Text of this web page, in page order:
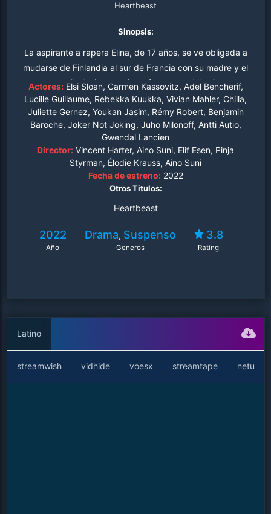
Heartbeast
Sinopsis:
La aspirante a rapera Elina, de 17 años, se ve obligada a
mudarse de Finlandia al sur de Francia con su madre y el
nuevo novio de ésta, un francés con una hija. Cuando
Elina conoce a su nueva hermanastra, la carismática
bailarina Sofía (una joven que vive una doble vida llena
de drogas y alcohol), se enamora de inmediato. Un
enamoramiento que pronto se convierte en obsesión
cuando Elina adopta métodos cada vez más brutales
para tenerla para sí misma, al tiempo que Sofia la
arrastra cada vez más a su mundo lleno de engaños y
mentiras.
Actores: Elsi Sloan, Carmen Kassovitz, Adel Bencherif,
Lucille Guillaume, Rebekka Kuukka, Vivian Mahler, Chilla,
Juliette Gernez, Youkan Jasim, Rémy Robert, Benjamin
Baroche, Joker Not Joking, Juho Milonoff, Antti Autio,
Gwendal Lancien
Director: Vincent Harter, Aino Suni, Elif Esen, Pinja
Styrman, Élodie Krauss, Aino Suni
Fecha de estreno: 2022
Otros Titulos:
Heartbeast
2022
Año
Drama, Suspenso
Generos
3.8
Rating
Latino
streamwish vidhide voesx streamtape netu